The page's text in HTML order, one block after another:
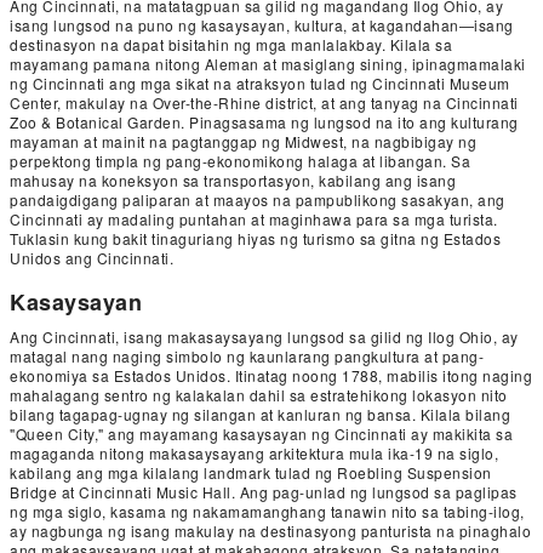
Ang Cincinnati, na matatagpuan sa gilid ng magandang Ilog Ohio, ay
isang lungsod na puno ng kasaysayan, kultura, at kagandahan—isang
destinasyon na dapat bisitahin ng mga manlalakbay. Kilala sa
mayamang pamana nitong Aleman at masiglang sining, ipinagmamalaki
ng Cincinnati ang mga sikat na atraksyon tulad ng Cincinnati Museum
Center, makulay na Over-the-Rhine district, at ang tanyag na Cincinnati
Zoo & Botanical Garden. Pinagsasama ng lungsod na ito ang kulturang
mayaman at mainit na pagtanggap ng Midwest, na nagbibigay ng
perpektong timpla ng pang-ekonomikong halaga at libangan. Sa
mahusay na koneksyon sa transportasyon, kabilang ang isang
pandaigdigang paliparan at maayos na pampublikong sasakyan, ang
Cincinnati ay madaling puntahan at maginhawa para sa mga turista.
Tuklasin kung bakit tinaguriang hiyas ng turismo sa gitna ng Estados
Unidos ang Cincinnati.
Kasaysayan
Ang Cincinnati, isang makasaysayang lungsod sa gilid ng Ilog Ohio, ay
matagal nang naging simbolo ng kaunlarang pangkultura at pang-
ekonomiya sa Estados Unidos. Itinatag noong 1788, mabilis itong naging
mahalagang sentro ng kalakalan dahil sa estratehikong lokasyon nito
bilang tagapag-ugnay ng silangan at kanluran ng bansa. Kilala bilang
"Queen City," ang mayamang kasaysayan ng Cincinnati ay makikita sa
magaganda nitong makasaysayang arkitektura mula ika-19 na siglo,
kabilang ang mga kilalang landmark tulad ng Roebling Suspension
Bridge at Cincinnati Music Hall. Ang pag-unlad ng lungsod sa paglipas
ng mga siglo, kasama ng nakamamanghang tanawin nito sa tabing-ilog,
ay nagbunga ng isang makulay na destinasyong panturista na pinaghalo